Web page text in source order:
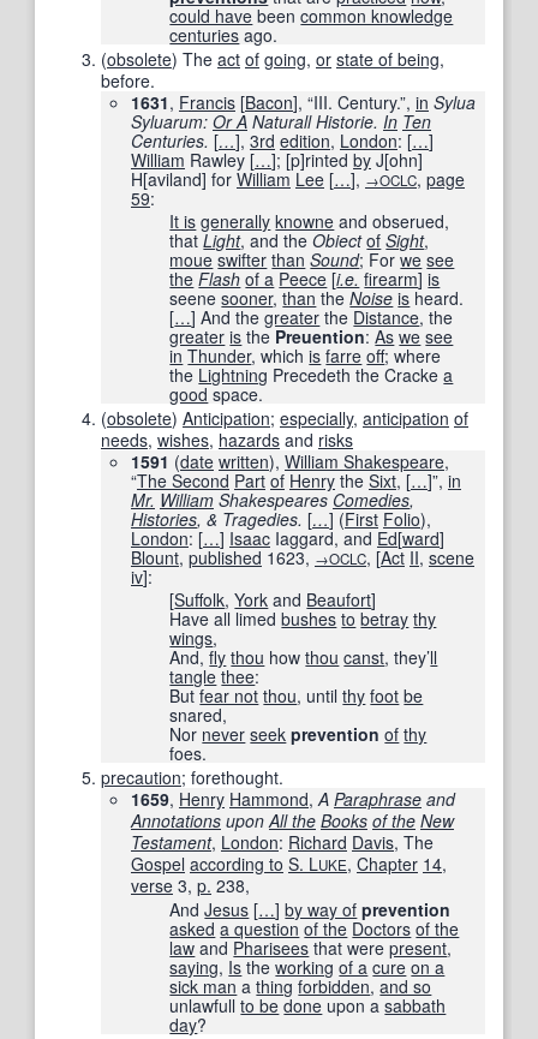
could have beencommon knowledge
centuries ago.
(obsolete) The act of going, or state of being,
before.
1631, Francis [Bacon], “III. Century.”, in Sylua
Syluarum: Or A Naturall Historie. In Ten
Centuries. […], 3rd edition, London: […]
William Rawley […]; [p]rinted by J[ohn]
H[aviland] for William Lee […], →OCLC, page
59:
It is generally knowne and obserued,
thatLight, and theObiect of Sight,
moue swifter than Sound; Forwe see
the Flash of a Peece [i.e. firearm]is
seenesooner,than theNoise is heard.
[…] And thegreater the Distance, the
greater is the Preuention:As we see
in Thunder, whichis farre off; where
the Lightning Precedeth the Crackea
good space.
(obsolete) Anticipation; especially, anticipation of
needs, wishes, hazards and risks
1591 (date written), William Shakespeare,
“The Second Part of Henry the Sixt, […]”, in
Mr. William Shakespeares Comedies,
Histories, & Tragedies. […] (First Folio),
London: […] Isaac Iaggard, and Ed[ward]
Blount, published 1623, →OCLC, [Act II, scene
iv]:
[Suffolk,York and Beaufort]
Have all limedbushes to betray thy
wings,
And,fly thou howthou canst, they’ll
tangle thee:
Butfear not thou, untilthy foot be
snared,
Nor never seek prevention of thy
foes.
precaution; forethought.
1659, Henry Hammond,A Paraphrase and
Annotations uponAll the Books of the New
Testament, London: Richard Davis, The
Gospel according to S. LUKE, Chapter 14,
verse 3, p. 238,
AndJesus […] by way of prevention
asked a question of the Doctors of the
law and Pharisees that werepresent,
saying, Is theworking of a cure on a
sick man athing forbidden,and so
unlawfullto be done upon asabbath
day?